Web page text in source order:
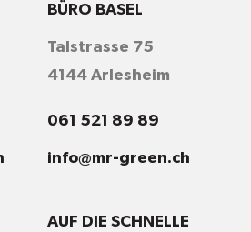
BÜRO BASEL
Talstrasse 75
4144 Arlesheim
061 521 89 89
info@mr-green.ch
AUF DIE SCHNELLE